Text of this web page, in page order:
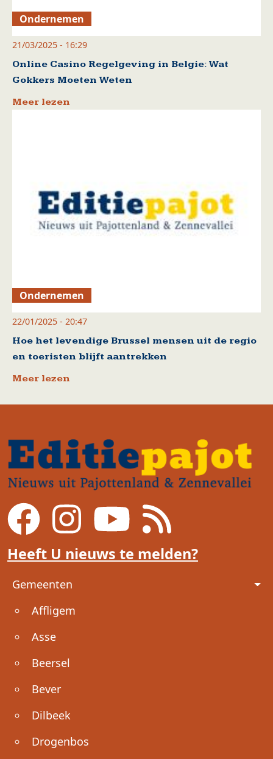
Ondernemen
21/03/2025 - 16:29
Online Casino Regelgeving in Belgie: Wat
Gokkers Moeten Weten
Meer lezen
Ondernemen
22/01/2025 - 20:47
Hoe het levendige Brussel mensen uit de regio
en toeristen blijft aantrekken
Meer lezen
Heeft U nieuws te melden?
Voet
Gemeenten
Affligem
Asse
Beersel
Bever
Dilbeek
Drogenbos